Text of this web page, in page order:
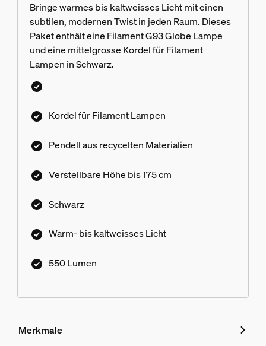
Bringe warmes bis kaltweisses Licht mit einen
subtilen, modernen Twist in jeden Raum. Dieses
Paket enthält eine Filament G93 Globe Lampe
und eine mittelgrosse Kordel für Filament
Lampen in Schwarz.
Kordel für Filament Lampen
Pendell aus recycelten Materialien
Verstellbare Höhe bis 175 cm
Schwarz
Warm- bis kaltweisses Licht
550 Lumen
Merkmale